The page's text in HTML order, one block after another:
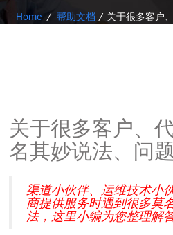
Home / 帮助文档 / 关于很多客户
关于很多客户、
名其妙说法、问
渠道小伙伴、运维技术小
商提供服务时遇到很多莫
法，这里小编为您整理解